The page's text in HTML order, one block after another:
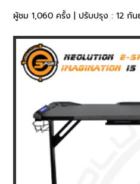
ผู้ชม 1,060 ครั้ง | ปรับปรุง : 12 กั